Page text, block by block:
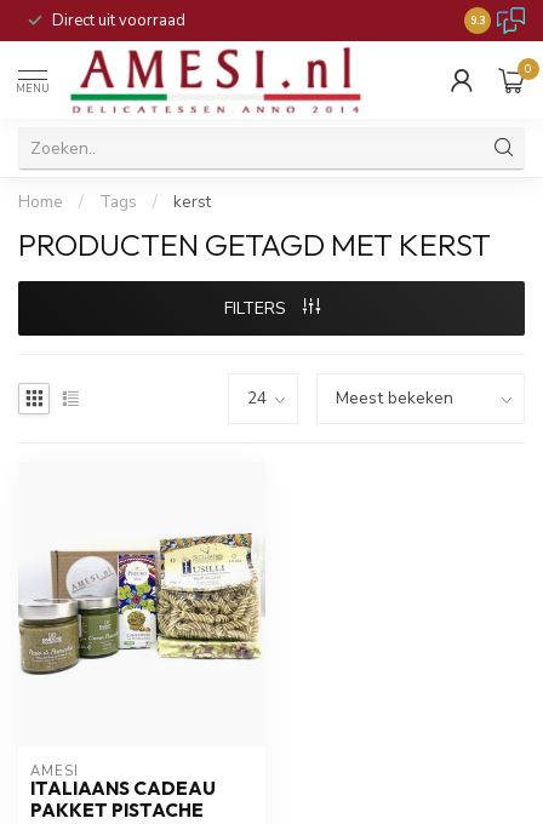
Direct uit voorraad 9.3
MENU
0
Home / Tags / kerst
PRODUCTEN GETAGD MET KERST
FILTERS
AMESI
ITALIAANS CADEAU
PAKKET PISTACHE